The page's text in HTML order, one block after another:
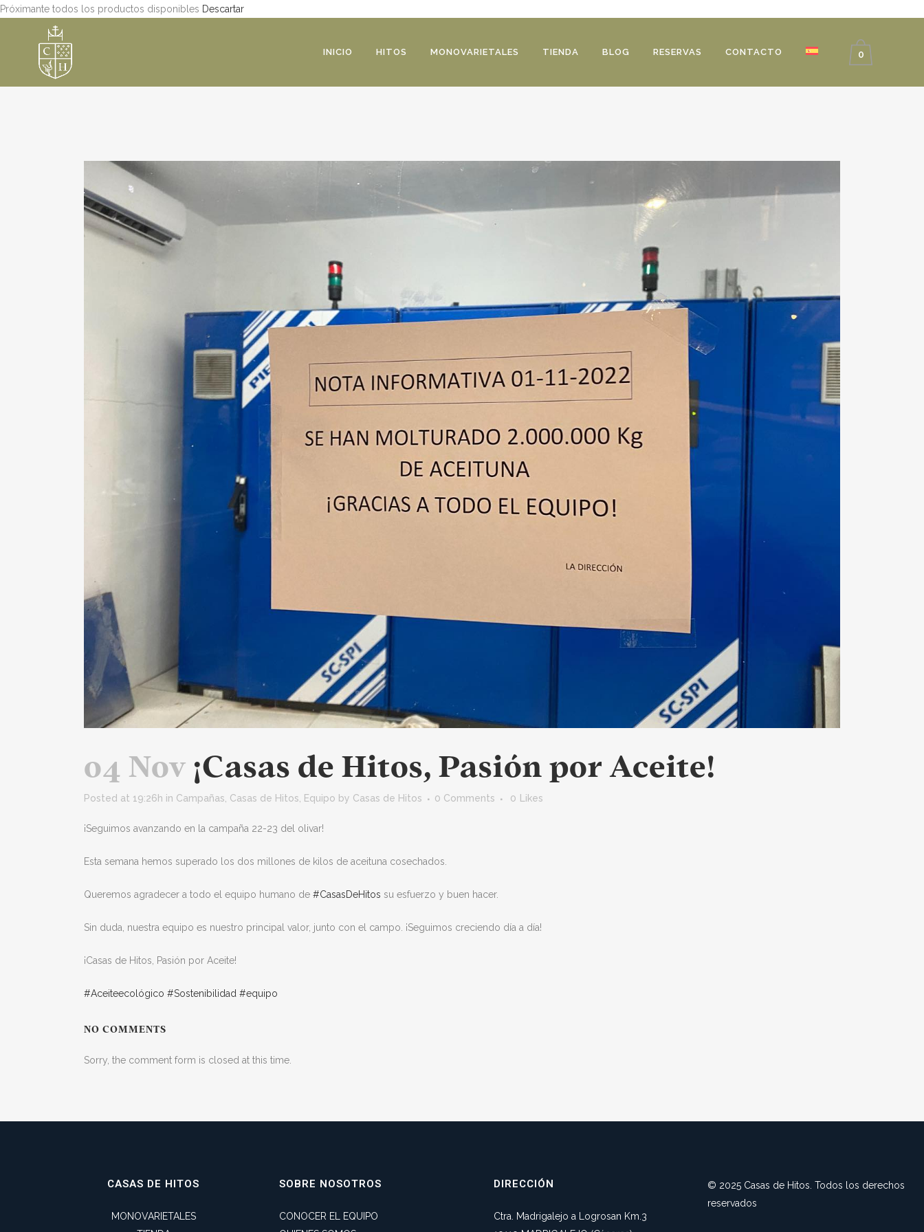
Próximante todos los productos disponibles Descartar
0
INICIO HITOS MONOVARIETALES TIENDA BLOG RESERVAS CONTACTO
04 Nov ¡Casas de Hitos, Pasión por Aceite!
Posted at 19:26h in Campañas Casas de Hitos Equipo by Casas de Hitos 0 Comments 0 Likes
¡Seguimos avanzando en la campaña 22-23 del olivar!
Esta semana hemos superado los dos millones de kilos de aceituna cosechados.
Queremos agradecer a todo el equipo humano de #CasasDeHitos su esfuerzo y buen hacer.
Sin duda, nuestra equipo es nuestro principal valor, junto con el campo. ¡Seguimos creciendo día a día!
¡Casas de Hitos, Pasión por Aceite!
#Aceiteecológico #Sostenibilidad #equipo
NO COMMENTS
Sorry, the comment form is closed at this time.
CASAS DE HITOS
MONOVARIETALES
SOBRE NOSOTROS
CONOCER EL EQUIPO
DIRECCIÓN
Ctra. Madrigalejo a Logrosan Km.3
© 2025 Casas de Hitos. Todos los derechos
reservados